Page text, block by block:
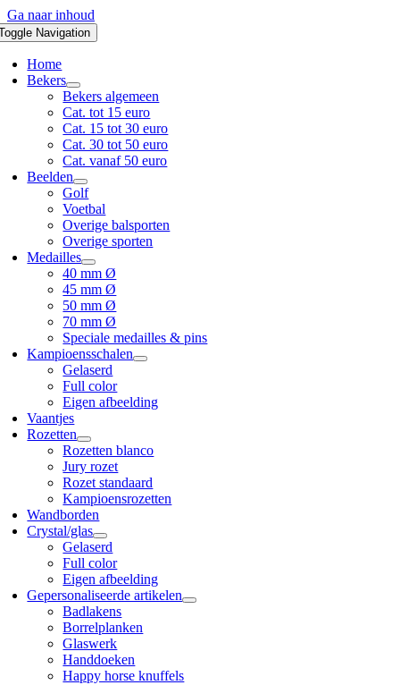
Ga naar inhoud
Navigation
Home
Bekers
Bekers algemeen
Cat. tot 15 euro
Cat. 15 tot 30 euro
Cat. 30 tot 50 euro
Cat. vanaf 50 euro
Beelden
Golf
Voetbal
Overige balsporten
Overige sporten
Medailles
40 mm Ø
45 mm Ø
50 mm Ø
70 mm Ø
Speciale medailles & pins
Kampioensschalen
Gelaserd
Full color
Eigen afbeelding
Vaantjes
Rozetten
Rozetten blanco
Jury rozet
Rozet standaard
Kampioensrozetten
Wandborden
Crystal/glas
Gelaserd
Full color
Eigen afbeelding
Gepersonaliseerde artikelen
Badlakens
Borrelplanken
Glaswerk
Handdoeken
Happy horse knuffels